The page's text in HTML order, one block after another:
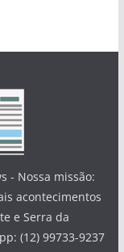
- Nossa missão:
acontecimentos
e Serra da
(12) 99733-9237